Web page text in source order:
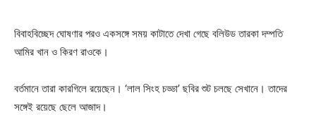
বিবাহবিচ্ছেদ ঘোষণার পরও একসঙ্গে সময় কাটাতে দেখা গেছে বলিউড তারকা দম্পতি
আমির খান ও কিরণ রাওকে।
বর্তমানে তারা কারগিলে রয়েছেন। ‘লাল সিংহ চড্ডা’ ছবির শুট চলছে সেখানে। তাদের
সঙ্গেই রয়েছে ছেলে আজাদ।